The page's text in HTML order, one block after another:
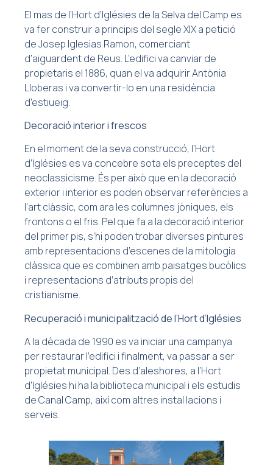
El mas de l’Hort d’Iglésies de la Selva del Camp es
va fer construir a principis del segle XIX a petició
de Josep Iglesias Ramon, comerciant
d’aiguardent de Reus. L’edifici va canviar de
propietaris el 1886, quan el va adquirir Antònia
Lloberas i va convertir-lo en una residència
d’estiueig.
Decoració interior i frescos
En el moment de la seva construcció, l’Hort
d’Iglésies es va concebre sota els preceptes del
neoclassicisme. És per això que en la decoració
exterior i interior es poden observar referències a
l’art clàssic, com ara les columnes jòniques, els
frontons o el fris. Pel que fa a la decoració interior
del primer pis, s’hi poden trobar diverses pintures
amb representacions d’escenes de la mitologia
clàssica que es combinen amb paisatges bucòlics
i representacions d’atributs propis del
cristianisme.
Recuperació i municipalització de l’Hort d’Iglésies
A la dècada de 1990 es va iniciar una campanya
per restaurar l’edifici i finalment, va passar a ser
propietat municipal. Des d’aleshores, a l’Hort
d’Iglésies hi ha la biblioteca municipal i els estudis
de Canal Camp, així com altres instal·lacions i
serveis.